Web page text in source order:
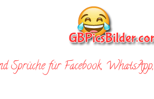
Sprüche für Facebook,